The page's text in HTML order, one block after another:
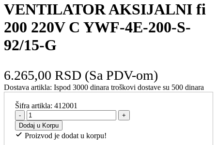
VENTILATOR AKSIJALNI fi
200 220V C YWF-4E-200-S-
92/15-G
6.265,00 RSD (Sa PDV-om)
Dostava artikla: Ispod 3000 dinara troškovi dostave su 500 dinara
Šifra artikla:412001
-
+
Dodaj u Korpu
Proizvod je dodat u korpu!